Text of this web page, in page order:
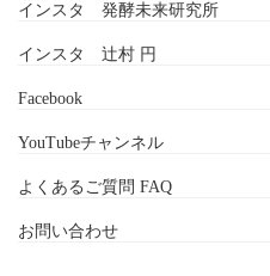
インスタ 発酵未来研究所
インスタ 辻村 円
Facebook
YouTubeチャンネル
よくあるご質問 FAQ
お問い合わせ